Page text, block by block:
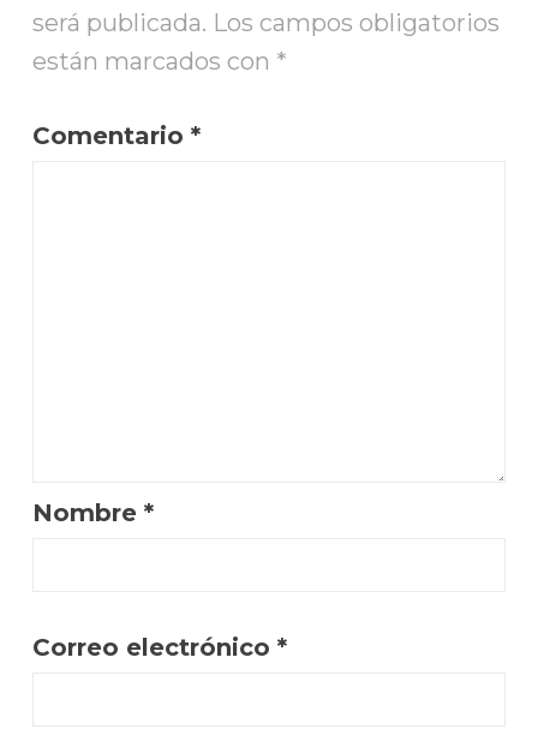
será publicada. Los campos obligatorios
están marcados con *
Comentario *
Nombre *
Correo electrónico *